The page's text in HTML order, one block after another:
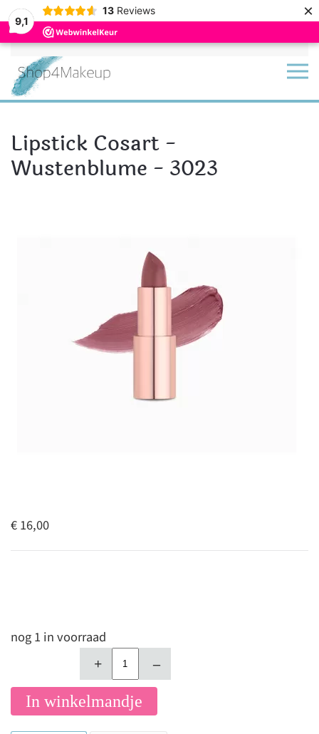
9,1
13 Reviews ×
Terug naar hoofdinhoud
Lipstick Cosart -
Wustenblume - 3023
€ 16,00
nog 1 in voorraad
+ –
In winkelmandje